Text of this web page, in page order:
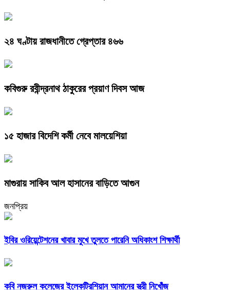
২৪ ঘণ্টায় রাজধানীতে গ্রেপ্তার ৪৬৬
কবিগুরু রবীন্দ্রনাথ ঠাকুরের প্রয়াণ দিবস আজ
১৫ হাজার বিদেশি কর্মী নেবে মালয়েশিয়া
মাগুরায় সাকিব আল হাসানের বাড়িতে আগুন
জনপ্রিয়
ইবির ওরিয়েন্টেশনের খাবার মুখে তুলতে পারেনি অধিকাংশ শিক্ষার্থী
কবি নজরুল কলেজের ইলেকট্রিশিয়ান আমানের স্ত্রী নিখোঁজ